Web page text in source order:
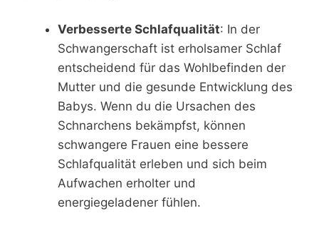
Verbesserte Schlafqualität: In der
Schwangerschaft ist erholsamer Schlaf
entscheidend für das Wohlbefinden der
Mutter und die gesunde Entwicklung des
Babys. Wenn du die Ursachen des
Schnarchens bekämpfst, können
schwangere Frauen eine bessere
Schlafqualität erleben und sich beim
Aufwachen erholter und
energiegeladener fühlen.